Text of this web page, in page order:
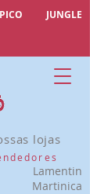
lojas
Lamentin
Martinica
JUNGLE